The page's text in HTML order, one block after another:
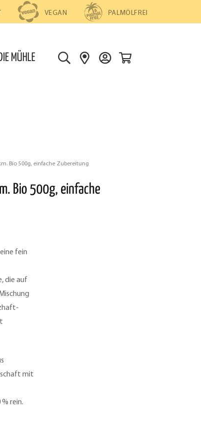
VEGAN PALMÖLFREI
DIE MÜHLE
S
S
N
E
D
Bio 500g, einfache Zubereitung
Bio 500g, einfache
fein
die auf
mit
rein.